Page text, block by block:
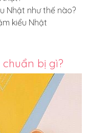
Nhật như thế nào?
kiểu Nhật
bị gì?